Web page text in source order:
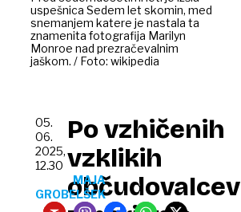
uspešnica Sedem let skomin, med
snemanjem katere je nastala ta
znamenita fotografija Marilyn
Monroe nad prezračevalnim
jaškom. / Foto: wikipedia
Po vzhičenih
vzklikih
občudovalcev
05.
06.
2025,
12.30
MAJA
GROBELŠEK